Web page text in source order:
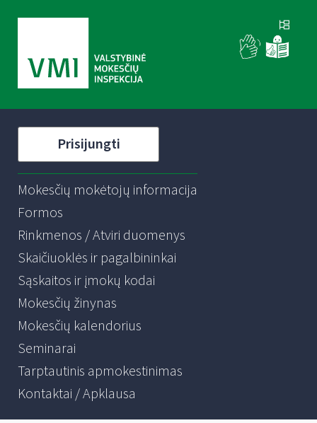
Prisijungti
Mokesčių mokėtojų informacija
Formos
Rinkmenos / Atviri duomenys
Skaičiuoklės ir pagalbininkai
Sąskaitos ir įmokų kodai
Mokesčių žinynas
Mokesčių kalendorius
Seminarai
Tarptautinis apmokestinimas
Kontaktai / Apklausa